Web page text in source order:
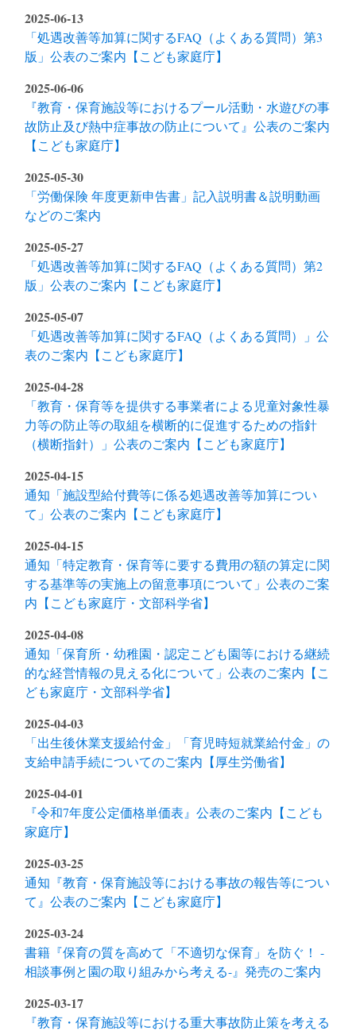
2025-06-13
「処遇改善等加算に関するFAQ（よくある質問）第3
版」公表のご案内【こども家庭庁】
2025-06-06
『教育・保育施設等におけるプール活動・水遊びの事
故防止及び熱中症事故の防止について』公表のご案内
【こども家庭庁】
2025-05-30
「労働保険 年度更新申告書」記入説明書＆説明動画
などのご案内
2025-05-27
「処遇改善等加算に関するFAQ（よくある質問）第2
版」公表のご案内【こども家庭庁】
2025-05-07
「処遇改善等加算に関するFAQ（よくある質問）」公
表のご案内【こども家庭庁】
2025-04-28
「教育・保育等を提供する事業者による児童対象性暴
力等の防止等の取組を横断的に促進するための指針
（横断指針）」公表のご案内【こども家庭庁】
2025-04-15
通知「施設型給付費等に係る処遇改善等加算につい
て」公表のご案内【こども家庭庁】
2025-04-15
通知「特定教育・保育等に要する費用の額の算定に関
する基準等の実施上の留意事項について」公表のご案
内【こども家庭庁・文部科学省】
2025-04-08
通知「保育所・幼稚園・認定こども園等における継続
的な経営情報の見える化について」公表のご案内【こ
ども家庭庁・文部科学省】
2025-04-03
「出生後休業支援給付金」「育児時短就業給付金」の
支給申請手続についてのご案内【厚生労働省】
2025-04-01
『令和7年度公定価格単価表』公表のご案内【こども
家庭庁】
2025-03-25
通知『教育・保育施設等における事故の報告等につい
て』公表のご案内【こども家庭庁】
2025-03-24
書籍『保育の質を高めて「不適切な保育」を防ぐ！ -
相談事例と園の取り組みから考える-』発売のご案内
2025-03-17
『教育・保育施設等における重大事故防止策を考える